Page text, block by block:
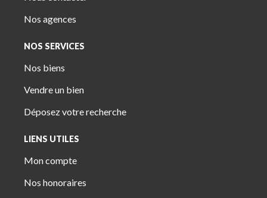
Nos agences
NOS SERVICES
Nos biens
Vendre un bien
Déposez votre recherche
LIENS UTILES
Mon compte
Nos honoraires